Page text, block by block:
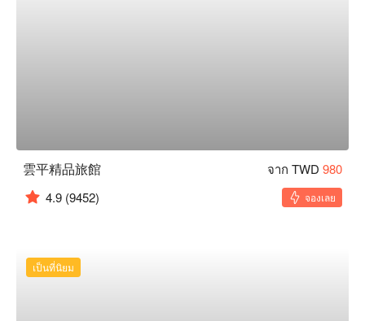
雲平精品旅館 จาก TWD 980
4.9 (9452) จองเลย
เป็นที่นิยม